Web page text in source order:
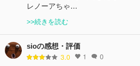
レノーアちゃ…
>>続きを読む
sioの感想・評価
3.0 1 0